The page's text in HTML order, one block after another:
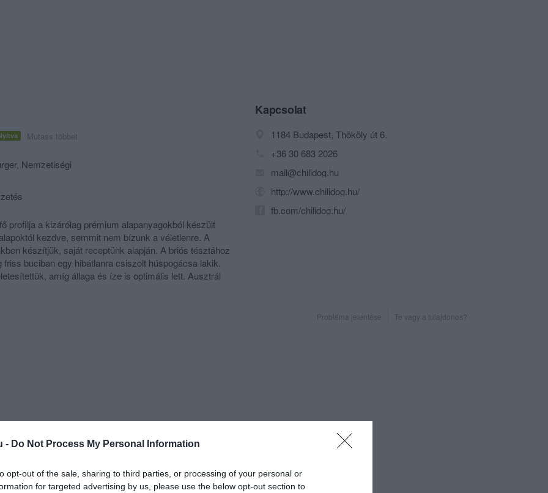
- Do Not Process My Personal Information
opt-out of the sale, sharing to third parties, or processing of your personal or
for targeted advertising by us, please use the below opt-out section to
Mutass többet
, Nemzetiségi
profilja a kizárólag prémium alapanyagokból készült
kezdve, semmit nem bízunk a véletlenre. A
készítjük, saját receptünk alapján. A briós tésztához
friss buciban egy hibátlanra csiszolt húspogácsa lakik.
amíg állaga és íze is optimális lett. Ausztrál
nagyon enyhe, konzervatív fűszerezésű. Magától
és elhivatottságunkkal állunk ételeink mögé,
Kapcsolat
1184 Budapest, Thököly út 6.
+36 30 683 2026
mail@chilidog.hu
http://www.chilidog.hu/
fb.com/chilidog.hu/
Probléma jelentése Te vagy a tulajdonos?